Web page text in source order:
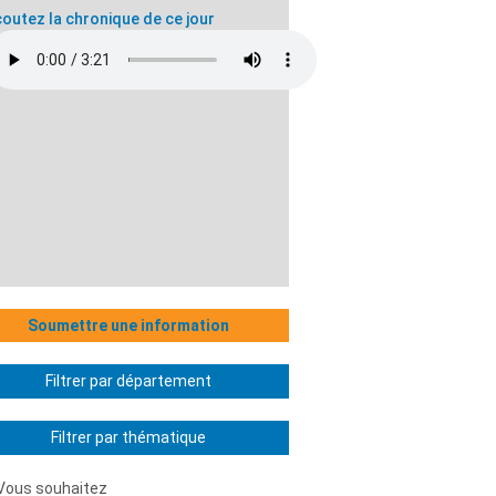
la chronique de ce jour
Soumettre une information
Filtrer par département
Filtrer par thématique
souhaitez